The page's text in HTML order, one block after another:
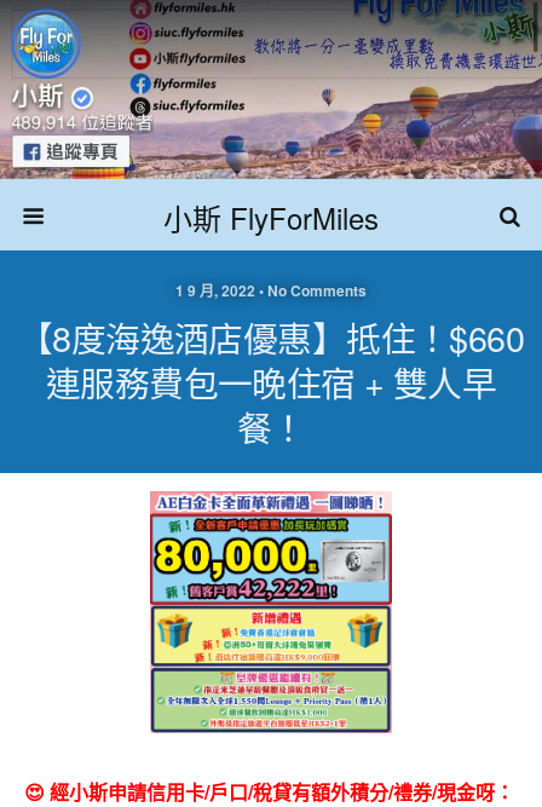
小斯 FlyForMiles
1 9 月, 2022 • No Comments
【8度海逸酒店優惠】抵住！$660
連服務費包一晚住宿 + 雙人早
餐！
😍 經小斯申請信用卡/戶口/稅貸有額外積分/禮券/現金呀：